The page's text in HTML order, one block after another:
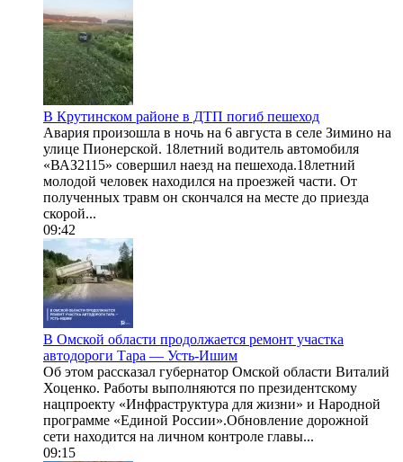
В Крутинском районе в ДТП погиб пешеход
Авария произошла в ночь на 6 августа в селе Зимино на
улице Пионерской. 18летний водитель автомобиля
«ВАЗ2115» совершил наезд на пешехода.18летний
молодой человек находился на проезжей части. От
полученных травм он скончался на месте до приезда
скорой...
09:42
В Омской области продолжается ремонт участка
автодороги Тара — Усть-Ишим
Об этом рассказал губернатор Омской области Виталий
Хоценко. Работы выполняются по президентскому
нацпроекту «Инфраструктура для жизни» и Народной
программе «Единой России».Обновление дорожной
сети находится на личном контроле главы...
09:15